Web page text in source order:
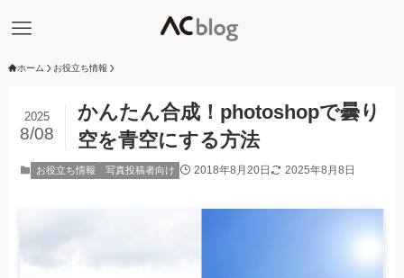
ホーム お役立ち情報
かんたん合成！photoshopで曇り
空を青空にする方法
2025
8/08
お役立ち情報 写真投稿者向け 2018年8月20日 2025年8月8日